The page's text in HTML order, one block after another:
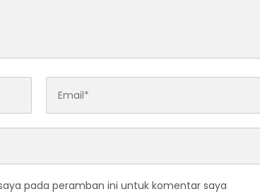
pada peramban ini untuk komentar saya